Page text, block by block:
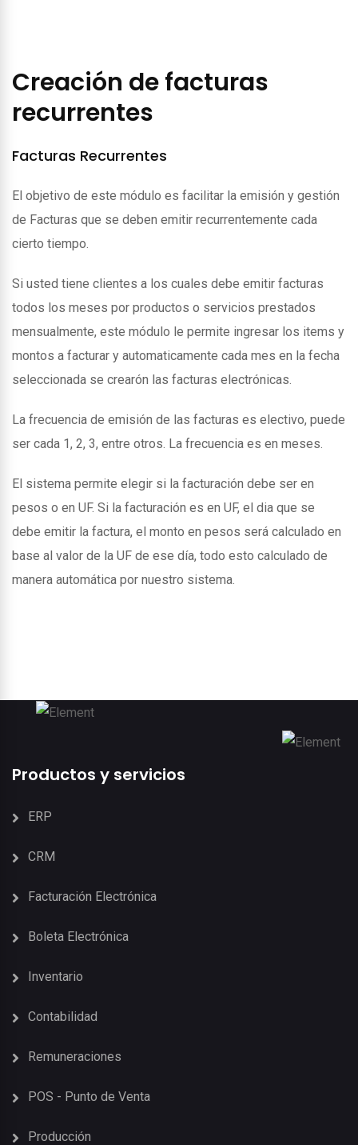
Creación de facturas
recurrentes
Facturas Recurrentes
El objetivo de este módulo es facilitar la emisión y gestión
de Facturas que se deben emitir recurrentemente cada
cierto tiempo.
Si usted tiene clientes a los cuales debe emitir facturas
todos los meses por productos o servicios prestados
mensualmente, este módulo le permite ingresar los items y
montos a facturar y automaticamente cada mes en la fecha
seleccionada se crearón las facturas electrónicas.
La frecuencia de emisión de las facturas es electivo, puede
ser cada 1, 2, 3, entre otros. La frecuencia es en meses.
El sistema permite elegir si la facturación debe ser en
pesos o en UF. Si la facturación es en UF, el dia que se
debe emitir la factura, el monto en pesos será calculado en
base al valor de la UF de ese día, todo esto calculado de
manera automática por nuestro sistema.
Productos y servicios
ERP
CRM
Facturación Electrónica
Boleta Electrónica
Inventario
Contabilidad
Remuneraciones
POS - Punto de Venta
Producción